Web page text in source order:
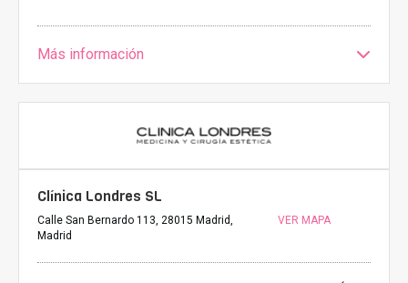
Más información
Clínica Londres SL
Calle San Bernardo 113, 28015 Madrid,
Madrid
VER MAPA